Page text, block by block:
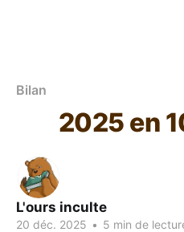
Bilan
2025 en
L'ours inculte
20 déc. 2025 • 5 min de